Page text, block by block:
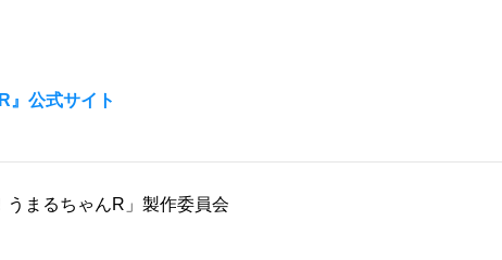
』公式サイト
まるちゃんR」製作委員会